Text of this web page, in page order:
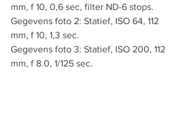
mm, f 10, 0,6 sec, filter ND-6 stops.
Gegevens foto 2: Statief, ISO 64, 112
mm, f 10, 1,3 sec.
Gegevens foto 3: Statief, ISO 200, 112
mm, f 8.0, 1/125 sec.